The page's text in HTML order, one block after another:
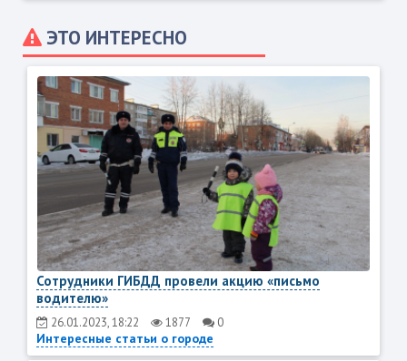
ЭТО ИНТЕРЕСНО
Сотрудники ГИБДД провели акцию «письмо
водителю»
26.01.2023, 18:22 1877 0
Интересные статьи о городе